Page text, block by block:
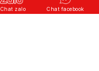
Chat zalo Chat facebook